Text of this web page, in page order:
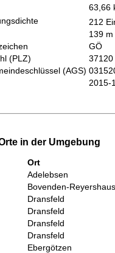
63,66
212
139
GÖ
(PLZ)
37120
(AGS)
2015-
in der Umgebung
Ort
Adelebsen
Bovenden-
Dransfeld
Dransfeld
Dransfeld
Dransfeld
Ebergötzen